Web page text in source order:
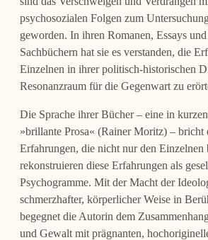
psychosozialen Folgen zum
geworden. In ihren Romanen, Essays
Sachbüchern hat sie es verstanden, die
Einzelnen in ihrer politisch-historischen
Resonanzraum für die Gegenwart zu
Die Sprache ihrer Bücher – eine in
»brillante Prosa« (Rainer Moritz) – bricht
Erfahrungen, die nicht nur den Einzelnen
rekonstruieren diese Erfahrungen als
Psychogramme. Mit der Macht der
schmerzhafter, körperlicher Weise in
begegnet die Autorin dem
und Gewalt mit prägnanten,